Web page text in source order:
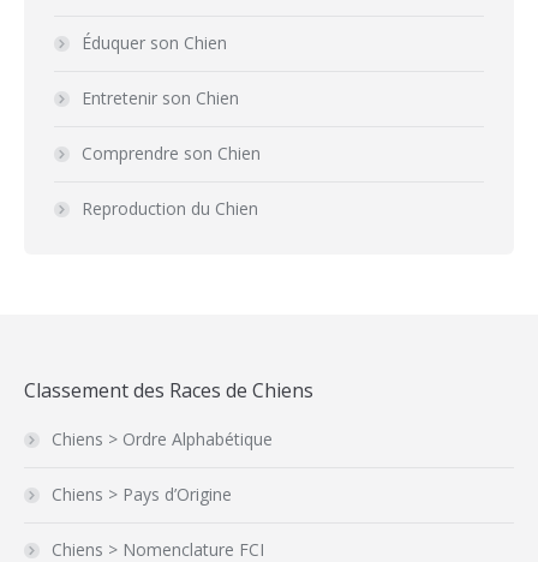
Éduquer son Chien
Entretenir son Chien
Comprendre son Chien
Reproduction du Chien
Classement des Races de Chiens
Chiens > Ordre Alphabétique
Chiens > Pays d’Origine
Chiens > Nomenclature FCI